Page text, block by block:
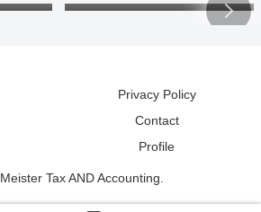
ンで地理と読み方の勉強
Privacy Policy
Contact
Profile
Tax AND Accounting.